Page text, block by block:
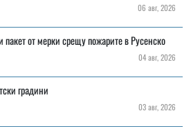
06 авг, 2026
пакет от мерки срещу пожарите в Русенско
04 авг, 2026
градини
03 авг, 2026